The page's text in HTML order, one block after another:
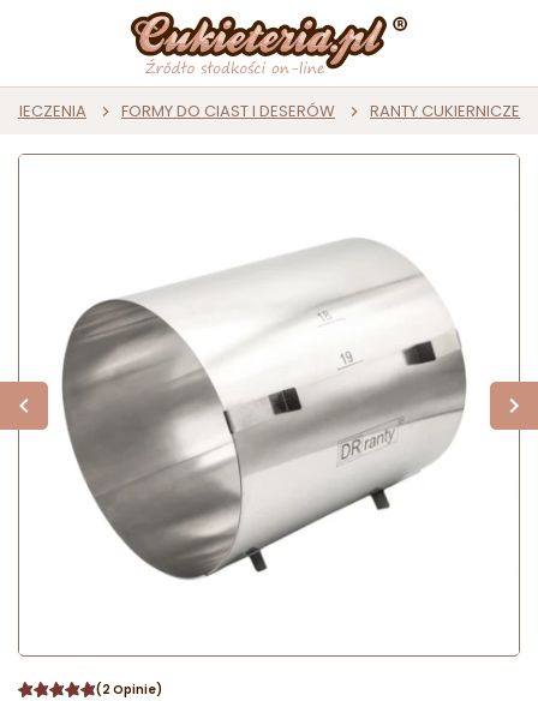
PIECZENIA FORMY DO CIAST I DESERÓW RANTY CUKIERNICZE
(2 Opinie)